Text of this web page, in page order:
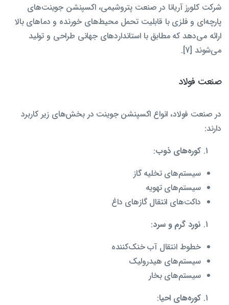
شرکت کلورز آریانا در صنعت پتروشیمی، اکسپنشن جوینت‌های
پارچه‌ای و فلزی با قابلیت تحمل محیط‌های خورنده و دماهای بالا
ارائه می‌دهد که مطابق با استانداردهای جهانی طراحی و تولید
می‌شوند [7].
صنعت فولاد
در صنعت فولاد، انواع اکسپنشن جوینت در بخش‌های زیر کاربرد
دارند:
کوره‌های ذوب:
سیستم‌های تخلیه گاز
سیستم‌های تهویه
داکت‌های انتقال گازهای داغ
نورد گرم و سرد:
خطوط انتقال آب خنک‌کننده
سیستم‌های هیدرولیک
سیستم‌های بخار
کوره‌های احیا: